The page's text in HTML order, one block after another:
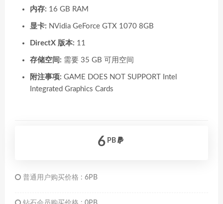
内存: 16 GB RAM
显卡: NVidia GeForce GTX 1070 8GB
DirectX 版本: 11
存储空间: 需要 35 GB 可用空间
附注事项: GAME DOES NOT SUPPORT Intel
Integrated Graphics Cards
6 PB
普通用户购买价格 : 6PB